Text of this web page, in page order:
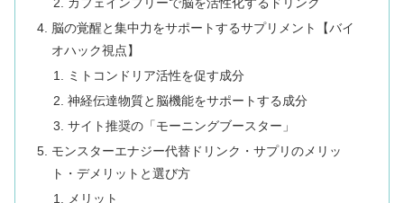
カフェインフリーで脳を活性化するドリンク
脳の覚醒と集中力をサポートするサプリメント【バイ
オハック視点】
ミトコンドリア活性を促す成分
神経伝達物質と脳機能をサポートする成分
サイト推奨の「モーニングブースター」
モンスターエナジー代替ドリンク・サプリのメリッ
ト・デメリットと選び方
メリット